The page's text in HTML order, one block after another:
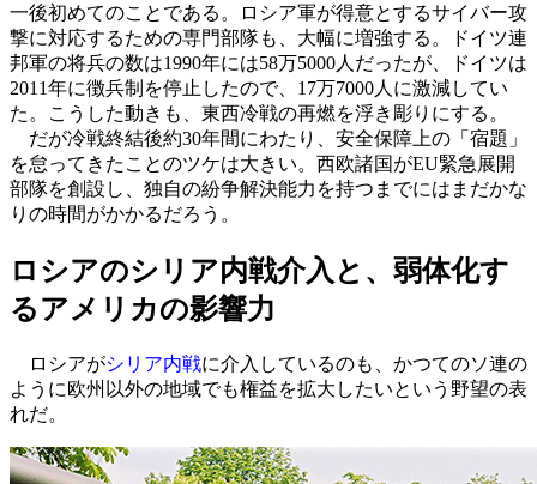
一後初めてのことである。ロシア軍が得意とするサイバー攻
撃に対応するための専門部隊も、大幅に増強する。ドイツ連
邦軍の将兵の数は1990年には58万5000人だったが、ドイツは
2011年に徴兵制を停止したので、17万7000人に激減してい
た。こうした動きも、東西冷戦の再燃を浮き彫りにする。
だが冷戦終結後約30年間にわたり、安全保障上の「宿題」
を怠ってきたことのツケは大きい。西欧諸国がEU緊急展開
部隊を創設し、独自の紛争解決能力を持つまでにはまだかな
りの時間がかかるだろう。
ロシアのシリア内戦介入と、弱体化す
るアメリカの影響力
ロシアがシリア内戦に介入しているのも、かつてのソ連の
ように欧州以外の地域でも権益を拡大したいという野望の表
れだ。